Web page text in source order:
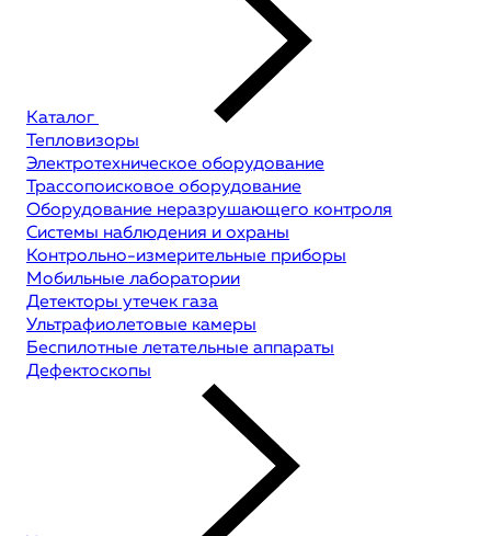
Каталог
Тепловизоры
Электротехническое оборудование
Трассопоисковое оборудование
Оборудование неразрушающего контроля
Системы наблюдения и охраны
Контрольно-измерительные приборы
Мобильные лаборатории
Детекторы утечек газа
Ультрафиолетовые камеры
Беспилотные летательные аппараты
Дефектоскопы